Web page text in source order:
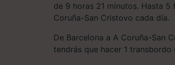
de 9 horas 21 minutos. Hasta 5
Coruña-San Cristovo cada día.
De Barcelona a A Coruña-San
tendrás que hacer 1